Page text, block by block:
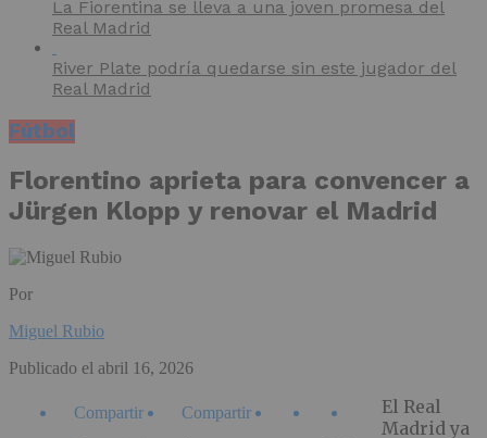
La Fiorentina se lleva a una joven promesa del
Real Madrid
River Plate podría quedarse sin este jugador del
Real Madrid
Fútbol
Florentino aprieta para convencer a
Jürgen Klopp y renovar el Madrid
Por
Miguel Rubio
Publicado el abril 16, 2026
Compartir
Compartir
El Real
Madrid ya